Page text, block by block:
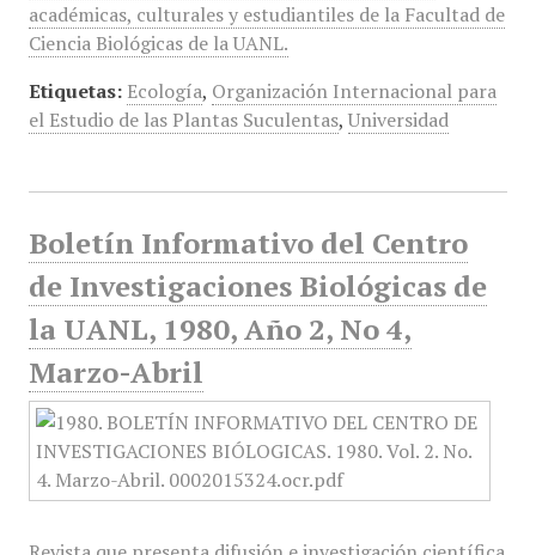
académicas, culturales y estudiantiles de la Facultad de
Ciencia Biológicas de la UANL.
Etiquetas: Ecología, Organización Internacional para
el Estudio de las Plantas Suculentas, Universidad
Boletín Informativo del Centro
de Investigaciones Biológicas de
la UANL, 1980, Año 2, No 4,
Marzo-Abril